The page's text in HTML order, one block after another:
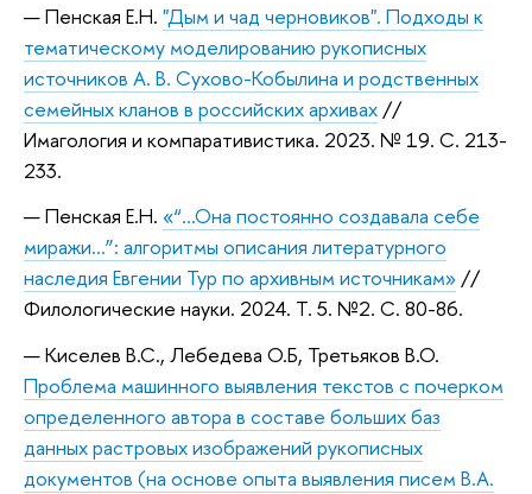
Пенская Е.Н. "Дым и чад черновиков". Подходы к
тематическому моделированию рукописных
источников А. В. Сухово-Кобылина и родственных
семейных кланов в российских архивах //
Имагология и компаративистика. 2023. № 19. С. 213-
233.
Пенская Е.Н. «“…Она постоянно создавала себе
миражи…”: алгоритмы описания литературного
наследия Евгении Тур по архивным источникам» //
Филологические науки. 2024. Т. 5. №2. С. 80-86.
Киселев В.С., Лебедева О.Б, Третьяков В.О.
Проблема машинного выявления текстов с почерком
определенного автора в составе больших баз
данных растровых изображений рукописных
документов (на основе опыта выявления писем В.А.